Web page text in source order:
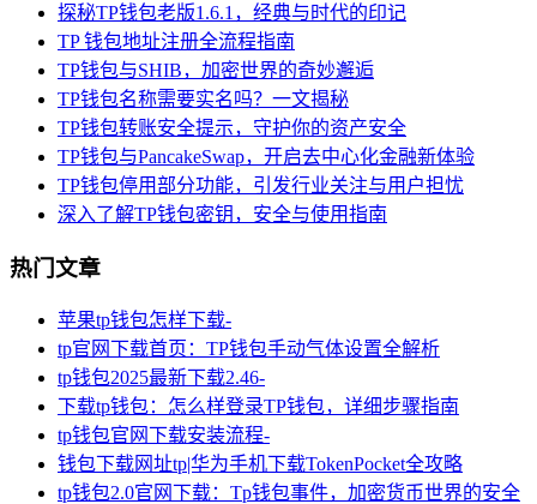
探秘TP钱包老版1.6.1，经典与时代的印记
TP 钱包地址注册全流程指南
TP钱包与SHIB，加密世界的奇妙邂逅
TP钱包名称需要实名吗？一文揭秘
TP钱包转账安全提示，守护你的资产安全
TP钱包与PancakeSwap，开启去中心化金融新体验
TP钱包停用部分功能，引发行业关注与用户担忧
深入了解TP钱包密钥，安全与使用指南
热门文章
苹果tp钱包怎样下载-
tp官网下载首页：TP钱包手动气体设置全解析
tp钱包2025最新下载2.46-
下载tp钱包：怎么样登录TP钱包，详细步骤指南
tp钱包官网下载安装流程-
钱包下载网址tp|华为手机下载TokenPocket全攻略
tp钱包2.0官网下载：Tp钱包事件，加密货币世界的安全